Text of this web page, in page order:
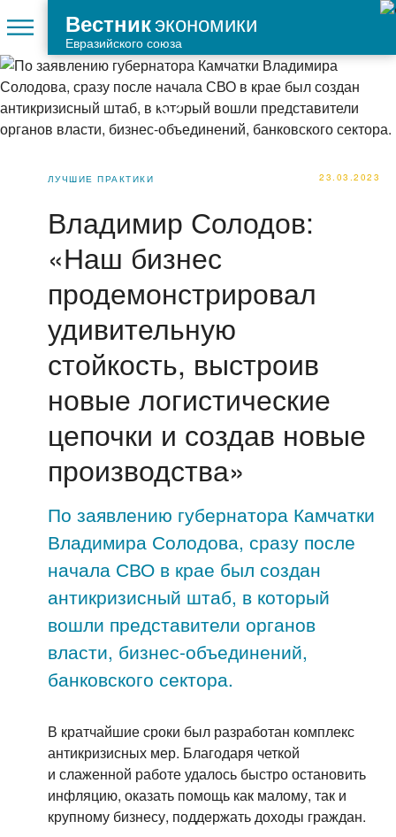
Вестникэкономики
Евразийского союза
ЛУЧШИЕ ПРАКТИКИ 23.03.2023
Владимир Солодов:
«Наш бизнес
продемонстрировал
удивительную
стойкость, выстроив
новые логистические
цепочки и создав новые
производства»
По заявлению губернатора Камчатки
Владимира Солодова, сразу после
начала СВО в крае был создан
антикризисный штаб, в который
вошли представители органов
власти, бизнес-объединений,
банковского сектора.
В кратчайшие сроки был разработан комплекс
антикризисных мер. Благодаря четкой
и слаженной работе удалось быстро остановить
инфляцию, оказать помощь как малому, так и
крупному бизнесу, поддержать доходы граждан.